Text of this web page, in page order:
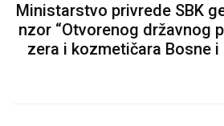
Ministarstvo privrede SBK
nzor “Otvorenog državnog
zera i kozmetičara Bosne